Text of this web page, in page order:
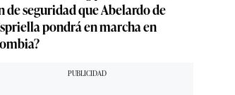
de seguridad que Abelardo de
pondrá en marcha en